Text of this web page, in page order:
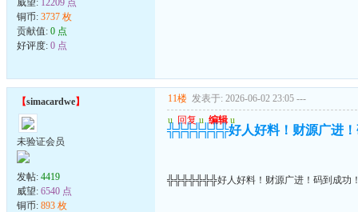
铜币: 3737 枚
贡献值: 0 点
好评度: 0 点
【simacardwe】
未验证会员
发帖: 4419
威望: 6540 点
铜币: 893 枚
11楼 发表于: 2026-06-02 23:05 ---
u 回复 u 编辑 u
╬╬╬╬╬╬╬好人好料！财源广进！
╬╬╬╬╬╬╬好人好料！财源广进！码到成功